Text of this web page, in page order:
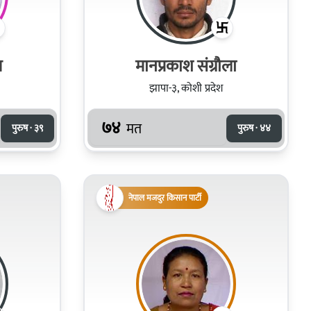
पुरुष · ३९
मानप्रकाश संग्रौला
झापा-३, कोशी प्रदेश
७४ मत पुरुष · ४४
नेपाल मजदुर किसान पार्टी